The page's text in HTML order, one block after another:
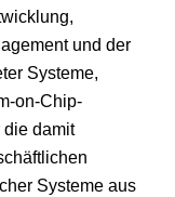
und der
Systeme,
on-Chip-
die damit
Systeme aus